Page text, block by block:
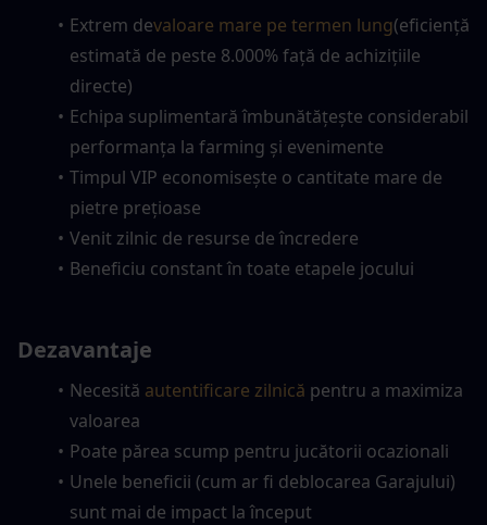
Extrem devaloare mare pe termen lung(eficiență
estimată de peste 8.000% față de achizițiile
directe)
Echipa suplimentară îmbunătățește considerabil
performanța la farming și evenimente
Timpul VIP economisește o cantitate mare de
pietre prețioase
Venit zilnic de resurse de încredere
Beneficiu constant în toate etapele jocului
Dezavantaje
Necesită autentificare zilnică pentru a maximiza
valoarea
Poate părea scump pentru jucătorii ocazionali
Unele beneficii (cum ar fi deblocarea Garajului)
sunt mai de impact la început